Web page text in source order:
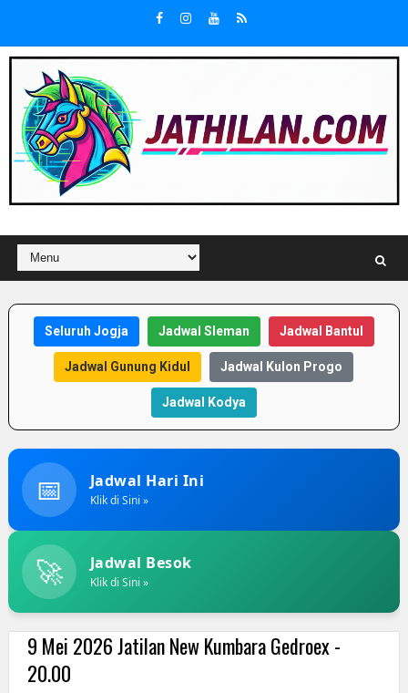
Seluruh Jogja Jadwal Sleman Jadwal Bantul
Jadwal Gunung Kidul Jadwal Kulon Progo
Jadwal Kodya
📅 Jadwal Hari Ini
Klik di Sini »
🚀 Jadwal Besok
Klik di Sini »
9 Mei 2026 Jatilan New Kumbara Gedroex -
20.00